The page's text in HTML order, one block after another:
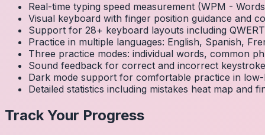
Real-time typing speed measurement (WPM -
Visual keyboard with finger position guidance and
Support for 28+ keyboard layouts including
Practice in multiple languages: English, Spanish,
Three practice modes: individual words, common
Sound feedback for correct and incorrect
Dark mode support for comfortable practice in low-
Detailed statistics including mistakes heat map and
Track Your Progress